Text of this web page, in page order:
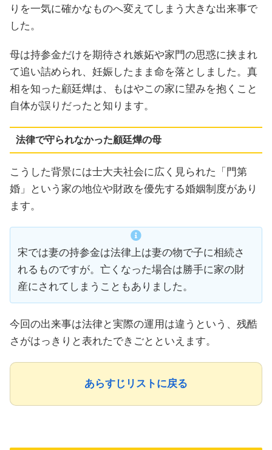
りを一気に確かなものへ変えてしまう大きな出来事で
した。
母は持参金だけを期待され嫉妬や家門の思惑に挟まれ
て追い詰められ、妊娠したまま命を落としました。真
相を知った顧廷燁は、もはやこの家に望みを抱くこと
自体が誤りだったと知ります。
法律で守られなかった顧廷燁の母
こうした背景には士大夫社会に広く見られた「門第
婚」という家の地位や財政を優先する婚姻制度があり
ます。
宋では妻の持参金は法律上は妻の物で子に相続さ
れるものですが。亡くなった場合は勝手に家の財
産にされてしまうこともありました。
今回の出来事は法律と実際の運用は違うという、残酷
さがはっきりと表れたできごとといえます。
あらすじリストに戻る